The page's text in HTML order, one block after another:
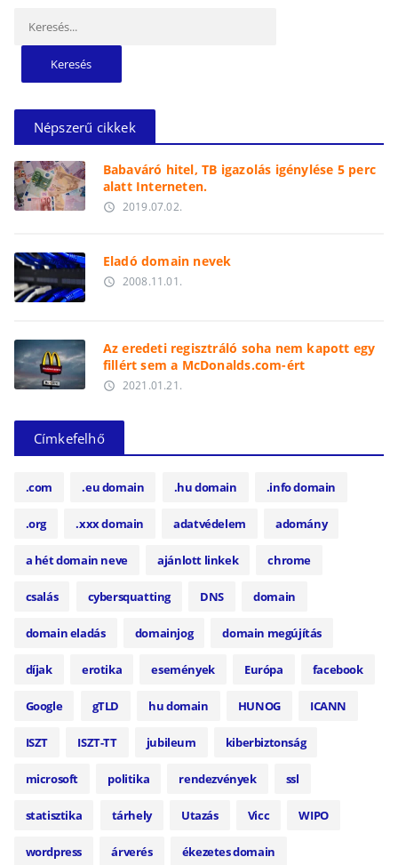
Népszerű cikkek
Babaváró hitel, TB igazolás igénylése 5 perc
alatt Interneten.
access_time 2019.07.02.
Eladó domain nevek
access_time 2008.11.01.
Az eredeti regisztráló soha nem kapott egy
fillért sem a McDonalds.com-ért
access_time 2021.01.21.
Címkefelhő
.com .eu domain .hu domain .info domain
.org .xxx domain adatvédelem adomány
a hét domain neve ajánlott linkek chrome
csalás cybersquatting DNS domain
domain eladás domainjog domain megújítás
díjak erotika események Európa facebook
Google gTLD hu domain HUNOG ICANN
ISZT ISZT-TT jubileum kiberbiztonság
microsoft politika rendezvények ssl
statisztika tárhely Utazás Vicc WIPO
wordpress árverés ékezetes domain